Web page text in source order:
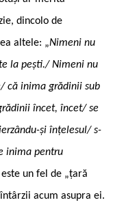
dincolo de
altele: „Nimeni nu
la peşti./ Nimeni nu
că inima grădinii sub
încet, încet/ se
şi înţelesul/ s-
inima pentru
un fel de „țară
acum asupra ei.